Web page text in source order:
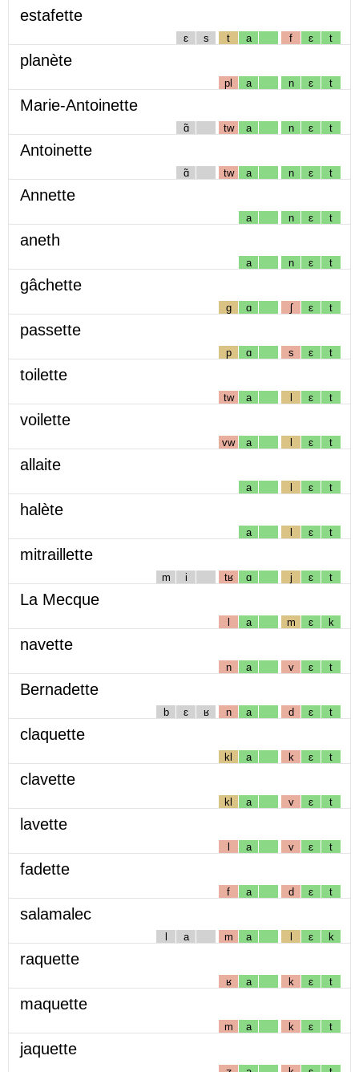
estafette
ɛ s t a f ɛ t
planète
pl a n ɛ t
Marie-Antoinette
ɑ̃ tw a n ɛ t
Antoinette
ɑ̃ tw a n ɛ t
Annette
a n ɛ t
aneth
a n ɛ t
gâchette
g ɑ ʃ ɛ t
passette
p ɑ s ɛ t
toilette
tw a l ɛ t
voilette
vw a l ɛ t
allaite
a l ɛ t
halète
a l ɛ t
mitraillette
m i tʁ ɑ j ɛ t
La Mecque
l a m ɛ k
navette
n a v ɛ t
Bernadette
b ɛ ʁ n a d ɛ t
claquette
kl a k ɛ t
clavette
kl a v ɛ t
lavette
l a v ɛ t
fadette
f a d ɛ t
salamalec
l a m a l ɛ k
raquette
ʁ a k ɛ t
maquette
m a k ɛ t
jaquette